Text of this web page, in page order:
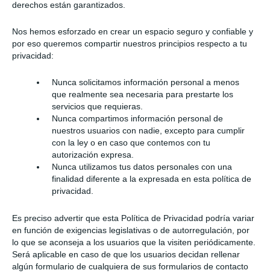
derechos están garantizados.
Nos hemos esforzado en crear un espacio seguro y confiable y
por eso queremos compartir nuestros principios respecto a tu
privacidad:
Nunca solicitamos información personal a menos
que realmente sea necesaria para prestarte los
servicios que requieras.
Nunca compartimos información personal de
nuestros usuarios con nadie, excepto para cumplir
con la ley o en caso que contemos con tu
autorización expresa.
Nunca utilizamos tus datos personales con una
finalidad diferente a la expresada en esta política de
privacidad.
Es preciso advertir que esta Política de Privacidad podría variar
en función de exigencias legislativas o de autorregulación, por
lo que se aconseja a los usuarios que la visiten periódicamente.
Será aplicable en caso de que los usuarios decidan rellenar
algún formulario de cualquiera de sus formularios de contacto